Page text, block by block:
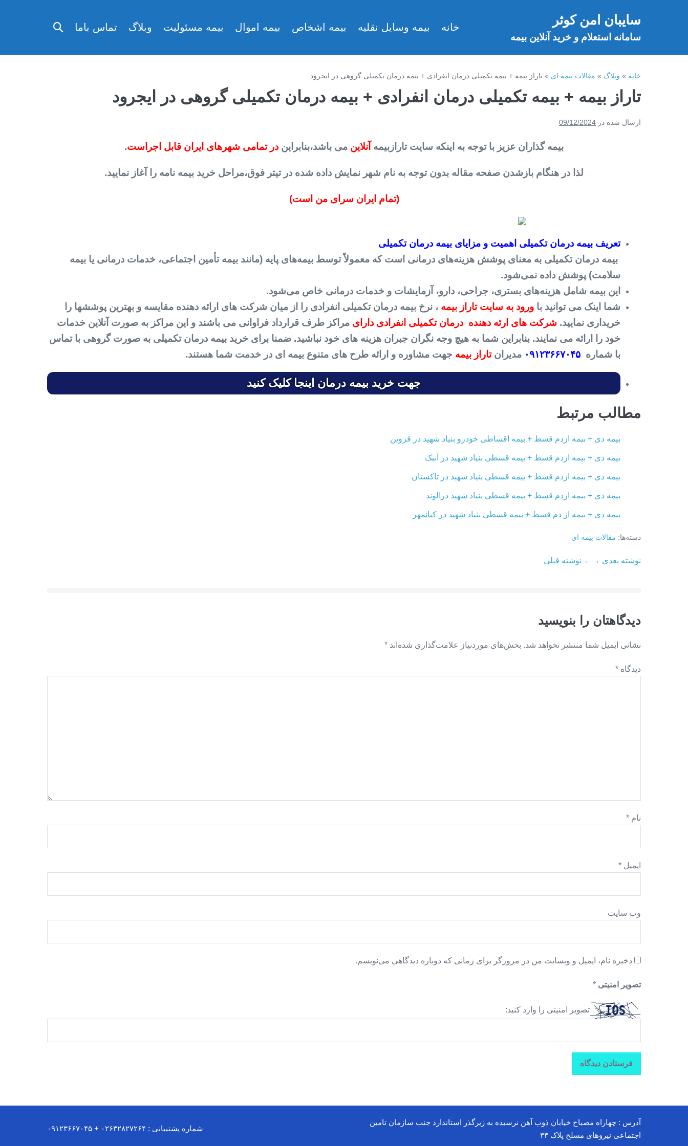
سایبان امن کوثر
سامانه استعلام و خرید آنلاین بیمه
خانه بیمه وسایل نقلیه بیمه اشخاص بیمه اموال بیمه مسئولیت وبلاگ تماس باما
تغییر
خانه » وبلاگ » مقالات بیمه ای » تاراز بیمه + بیمه تکمیلی درمان انفرادی + بیمه درمان تکمیلی گروهی در ایجرود
تاراز بیمه + بیمه تکمیلی درمان انفرادی + بیمه درمان تکمیلی گروهی در ایجرود
ارسال شده در 09/12/2024
بیمه گذاران عزیز با توجه به اینکه سایت تارازبیمه آنلاین می باشد،بنابراین در تمامی شهرهای ایران قابل اجراست.
لذا در هنگام بازشدن صفحه مقاله بدون توجه به نام شهر نمایش داده شده در تیتر فوق،مراحل خرید بیمه نامه را آغاز نمایید.
(تمام ایران سرای من است)
تعریف بیمه درمان تکمیلی اهمیت و مزایای بیمه درمان تکمیلی
بیمه درمان تکمیلی به معنای پوشش هزینه‌های درمانی است که معمولاً توسط بیمه‌های پایه (مانند بیمه تأمین اجتماعی، خدمات درمانی یا بیمه
سلامت) پوشش داده نمی‌شود.
این بیمه شامل هزینه‌های بستری، جراحی، دارو، آزمایشات و خدمات درمانی خاص می‌شود.
شما اینک می توانید با ورود به سایت تاراز بیمه ، نرخ بیمه درمان تکمیلی انفرادی را از میان شرکت های ارائه دهنده مقایسه و بهترین پوششها را
خریداری نمایید. شرکت های ارئه دهنده درمان تکمیلی انفرادی دارای مراکز طرف قرارداد فراوانی می باشند و این مراکز به صورت آنلاین خدمات
خود را ارائه می نمایند. بنابراین شما به هیچ وجه نگران جبران هزینه های خود نباشید. ضمنا برای خرید بیمه درمان تکمیلی به صورت گروهی با تماس
با شماره ۰۹۱۲۳۶۶۷۰۴۵ مدیرانتاراز بیمه جهت مشاوره و ارائه طرح های متنوع بیمه ای در خدمت شما هستند.
جهت خرید بیمه درمان اینجا کلیک کنید
مطالب مرتبط
بیمه دی + بیمه ازدم قسط + بیمه اقساطی خودرو بنیاد شهید در قزوین
بیمه دی + بیمه ازدم قسط + بیمه قسطی بنیاد شهید در آبیک
بیمه دی + بیمه ازدم قسط + بیمه قسطی بنیاد شهید در تاکستان
بیمه دی + بیمه ازدم قسط + بیمه قسطی بنیاد شهید درالوند
بیمه دی + بیمه از دم قسط + بیمه قسطی بنیاد شهید در کیانمهر
دسته‌ها: مقالات بیمه ای
ناوبری
← نوشته قبلی نوشته بعدی →
دیدگاهتان را بنویسید
نشانی ایمیل شما منتشر نخواهد شد. بخش‌های موردنیاز علامت‌گذاری شده‌اند *
دیدگاه *
نام *
ایمیل *
وب‌ سایت
ذخیره نام، ایمیل و وبسایت من در مرورگر برای زمانی که دوباره دیدگاهی می‌نویسم.
تصویر امنیتی *
تصویر امنیتی را وارد کنید:
آدرس : چهاراه مصباح خیابان ذوب آهن نرسیده به زیرگذر استاندارد جنب سازمان تامین
اجتماعی نیروهای مسلح پلاک ۳۳
شماره پشتیبانی : ۰۲۶۳۲۸۲۷۲۶۴ + ۰۹۱۲۳۶۶۷۰۴۵